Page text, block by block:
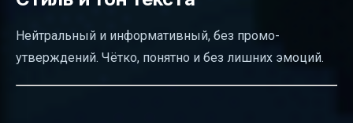
Нейтральный и информативный, без промо-
утверждений. Чётко, понятно и без лишних эмоций.